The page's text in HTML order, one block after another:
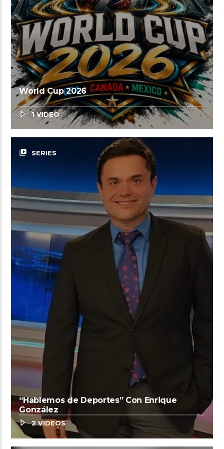
World Cup 2026
1 VIDEO
video_library SERIES
“Hablemos de Deportes” Con Enrique
González
2 VIDEOS